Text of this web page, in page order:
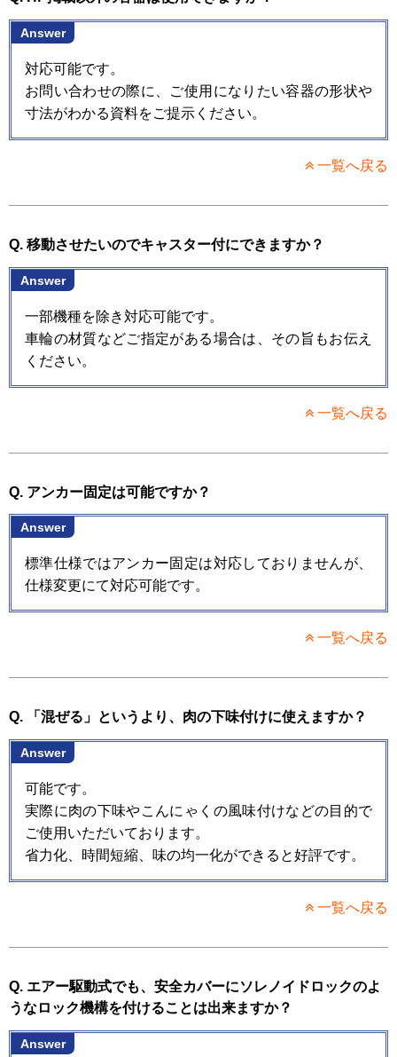
Answer
対応可能です。
お問い合わせの際に、ご使用になりたい容器の形状や
寸法がわかる資料をご提示ください。
一覧へ戻る
Q. 移動させたいのでキャスター付にできますか？
Answer
一部機種を除き対応可能です。
車輪の材質などご指定がある場合は、その旨もお伝え
ください。
一覧へ戻る
Q. アンカー固定は可能ですか？
Answer
標準仕様ではアンカー固定は対応しておりませんが、
仕様変更にて対応可能です。
一覧へ戻る
Q. 「混ぜる」というより、肉の下味付けに使えますか？
Answer
可能です。
実際に肉の下味やこんにゃくの風味付けなどの目的で
ご使用いただいております。
省力化、時間短縮、味の均一化ができると好評です。
一覧へ戻る
Q. エアー駆動式でも、安全カバーにソレノイドロックのよ
うなロック機構を付けることは出来ますか？
Answer